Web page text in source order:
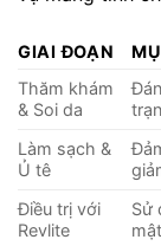
GIAI ĐOẠN
Thăm khám
& Soi da
Làm sạch &
Ủ tê
Điều trị với
Revlite
Sử